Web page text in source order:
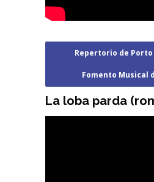
Repertorio de
Fomento Musical
La loba parda